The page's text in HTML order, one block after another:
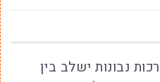
נבונות ישלב בין